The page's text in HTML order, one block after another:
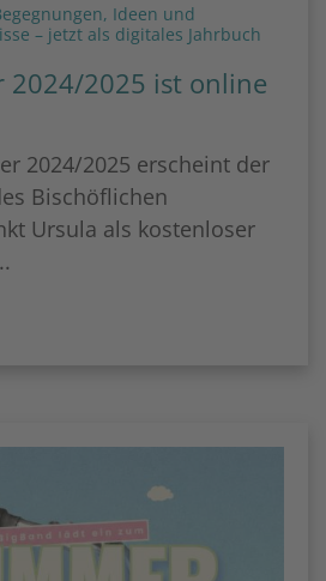
Ideen und
– jetzt als digitales Jahrbuch
2024/2025 ist online
2024/2025 erscheint der
Bischöflichen
Ursula als kostenloser